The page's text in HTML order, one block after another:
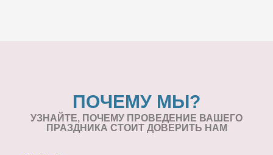
ПОЧЕМУ МЫ?
УЗНАЙТЕ, ПОЧЕМУ ПРОВЕДЕНИЕ ВАШЕГО
ПРАЗДНИКА СТОИТ ДОВЕРИТЬ НАМ